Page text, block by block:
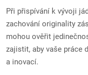
Při přispívání k vývoji
zachování originality
mohou ověřit
zajistit, aby vaše práce
a inovací.